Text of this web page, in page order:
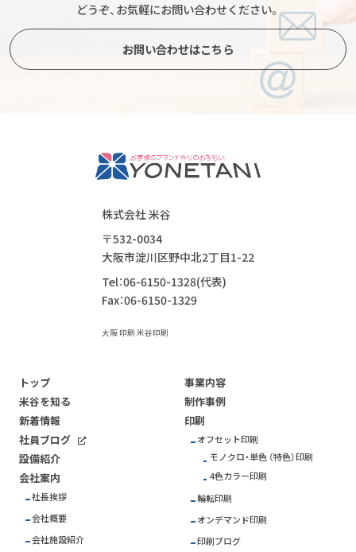
どうぞ、お気軽にお問い合わせください。
お問い合わせはこちら
株式会社 米谷
〒532-0034
大阪市淀川区野中北2丁目1-22
Tel：06-6150-1328(代表)
Fax：06-6150-1329
大阪 印刷 米谷印刷
トップ
米谷を知る
新着情報
社員ブログ
設備紹介
会社案内
社長挨拶
会社概要
会社施設紹介
事業内容
制作事例
印刷
オフセット印刷
モノクロ・単色 （特色）印刷
4色カラー印刷
輪転印刷
オンデマンド印刷
印刷ブログ